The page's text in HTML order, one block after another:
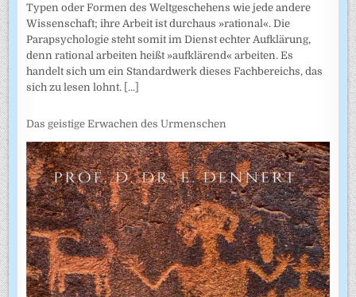
Typen oder Formen des Weltgeschehens wie jede andere
Wissenschaft; ihre Arbeit ist durchaus »rational«. Die
Parapsychologie steht somit im Dienst echter Aufklärung,
denn rational arbeiten heißt »aufklärend« arbeiten. Es
handelt sich um ein Standardwerk dieses Fachbereichs, das
sich zu lesen lohnt. [...]
Das geistige Erwachen des Urmenschen